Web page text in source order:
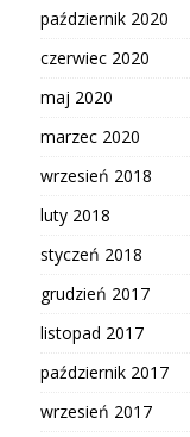
październik 2020
czerwiec 2020
maj 2020
marzec 2020
wrzesień 2018
luty 2018
styczeń 2018
grudzień 2017
listopad 2017
październik 2017
wrzesień 2017